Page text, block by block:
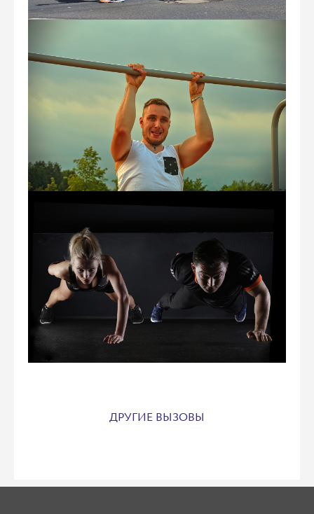
ДРУГИЕ ВЫЗОВЫ